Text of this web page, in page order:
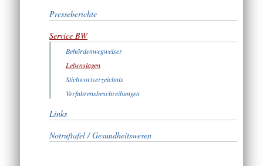
Presseberichte
Service BW
Behördenwegweiser
Lebenslagen
Stichwortverzeichnis
Verfahrensbeschreibungen
Links
Notruftafel / Gesundheitswesen